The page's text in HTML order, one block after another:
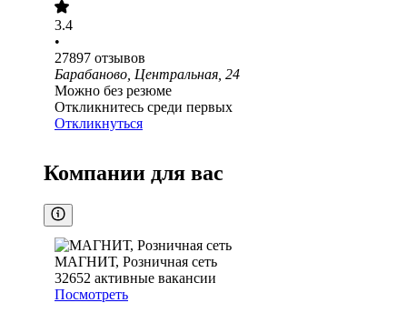
3.4
•
27897 отзывов
Барабаново, Центральная, 24
Можно без резюме
Откликнитесь среди первых
Откликнуться
Компании для вас
МАГНИТ, Розничная сеть
32652 активные вакансии
Посмотреть